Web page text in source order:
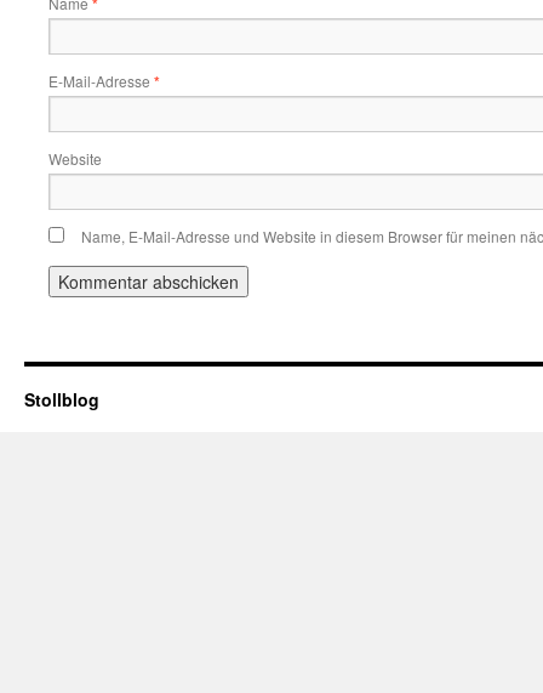
E-Mail-Adresse *
Website
Name, E-Mail-Adresse und Website in diesem Browser für meinen
Stollblog